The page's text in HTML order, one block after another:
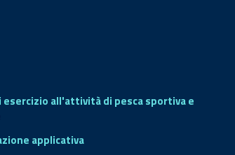
esercizio all'attività di pesca sportiva e
applicativa